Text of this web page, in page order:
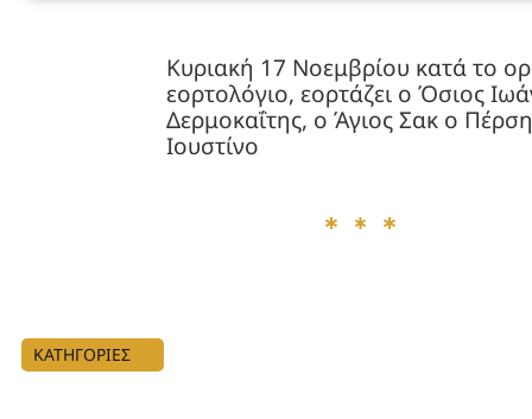
ΚΑΤΗΓΟΡΙΕΣ
Κυριακή 17 Νοεμβρίου κατά το
εορτολόγιο, εορτάζει ο Όσιος
Δερμοκαΐτης, ο Άγιος Σακ ο
Ιουστίνο